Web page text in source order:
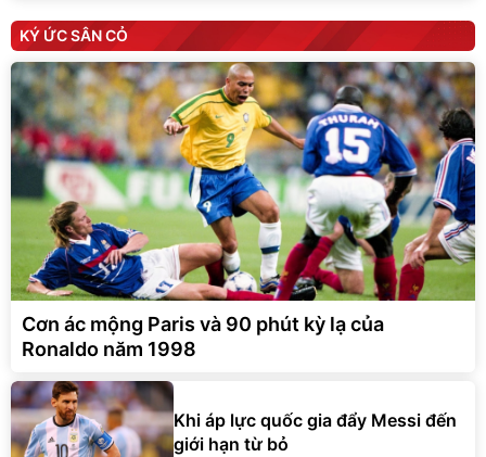
KÝ ỨC SÂN CỎ
Cơn ác mộng Paris và 90 phút kỳ lạ của
Ronaldo năm 1998
Khi áp lực quốc gia đẩy Messi đến
giới hạn từ bỏ